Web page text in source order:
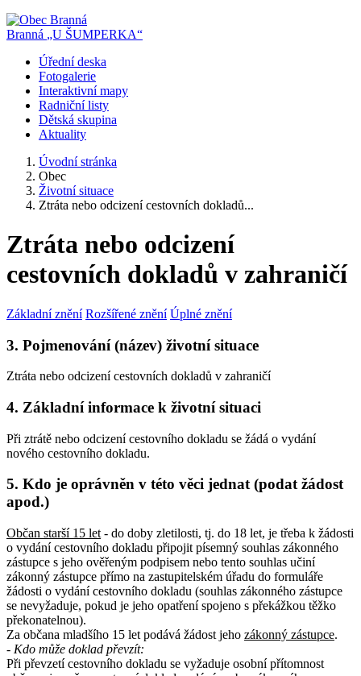
Branná „U ŠUMPERKA“
Úřední deska
Fotogalerie
Interaktivní mapy
Radniční listy
Dětská skupina
Aktuality
Úvodní stránka
Obec
Životní situace
Ztráta nebo odcizení cestovních dokladů...
Ztráta nebo odcizení
cestovních dokladů v zahraničí
Základní znění Rozšířené znění Úplné znění
3. Pojmenování (název) životní situace
Ztráta nebo odcizení cestovních dokladů v zahraničí
4. Základní informace k životní situaci
Při ztrátě nebo odcizení cestovního dokladu se žádá o vydání
nového cestovního dokladu.
5. Kdo je oprávněn v této věci jednat (podat žádost
apod.)
Občan starší 15 let - do doby zletilosti, tj. do 18 let, je třeba k žádosti
o vydání cestovního dokladu připojit písemný souhlas zákonného
zástupce s jeho ověřeným podpisem nebo tento souhlas učiní
zákonný zástupce přímo na zastupitelském úřadu do formuláře
žádosti o vydání cestovního dokladu (souhlas zákonného zástupce
se nevyžaduje, pokud je jeho opatření spojeno s překážkou těžko
překonatelnou).
Za občana mladšího 15 let podává žádost jeho zákonný zástupce.
- Kdo může doklad převzít:
Při převzetí cestovního dokladu se vyžaduje osobní přítomnost